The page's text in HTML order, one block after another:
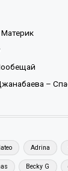
–
Adrina
Becky G